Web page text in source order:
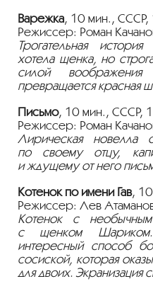
Варежка, 10 мин.,
Режиссер: Роман
Трогательная
хотела щенка, но
силой
превращается красная
Письмо, 10 мин., СССР,
Режиссер: Роман
Лирическая новелла
по своему отцу,
и ждущему от него
Котенок по имени Гав,
Режиссер: Лев
Котенок с
с щенком
интересный способ
сосиской, которая
для двоих. Экранизация